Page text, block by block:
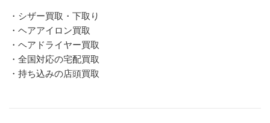
・シザー買取・下取り
・ヘアアイロン買取
・ヘアドライヤー買取
・全国対応の宅配買取
・持ち込みの店頭買取